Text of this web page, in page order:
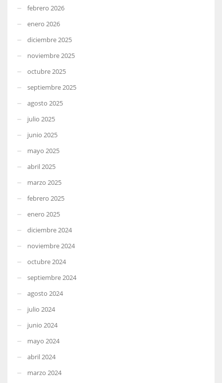
febrero 2026
enero 2026
diciembre 2025
noviembre 2025
octubre 2025
septiembre 2025
agosto 2025
julio 2025
junio 2025
mayo 2025
abril 2025
marzo 2025
febrero 2025
enero 2025
diciembre 2024
noviembre 2024
octubre 2024
septiembre 2024
agosto 2024
julio 2024
junio 2024
mayo 2024
abril 2024
marzo 2024